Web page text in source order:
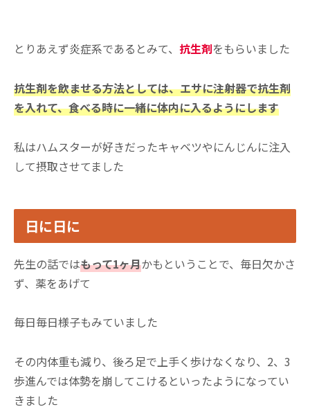
とりあえず炎症系であるとみて、 抗生剤をもらいました
抗生剤を飲ませる方法としては、エサに注射器で抗生剤
を入れて、食べる時に一緒に体内に入るようにします
私はハムスターが好きだったキャベツやにんじんに注入
して摂取させてました
日に日に
先生の話ではもって1ヶ月かもということで、毎日欠かさ
ず、薬をあげて
毎日毎日様子もみていました
その内体重も減り、後ろ足で上手く歩けなくなり、2、3
歩進んでは体勢を崩してこけるといったようになってい
きました